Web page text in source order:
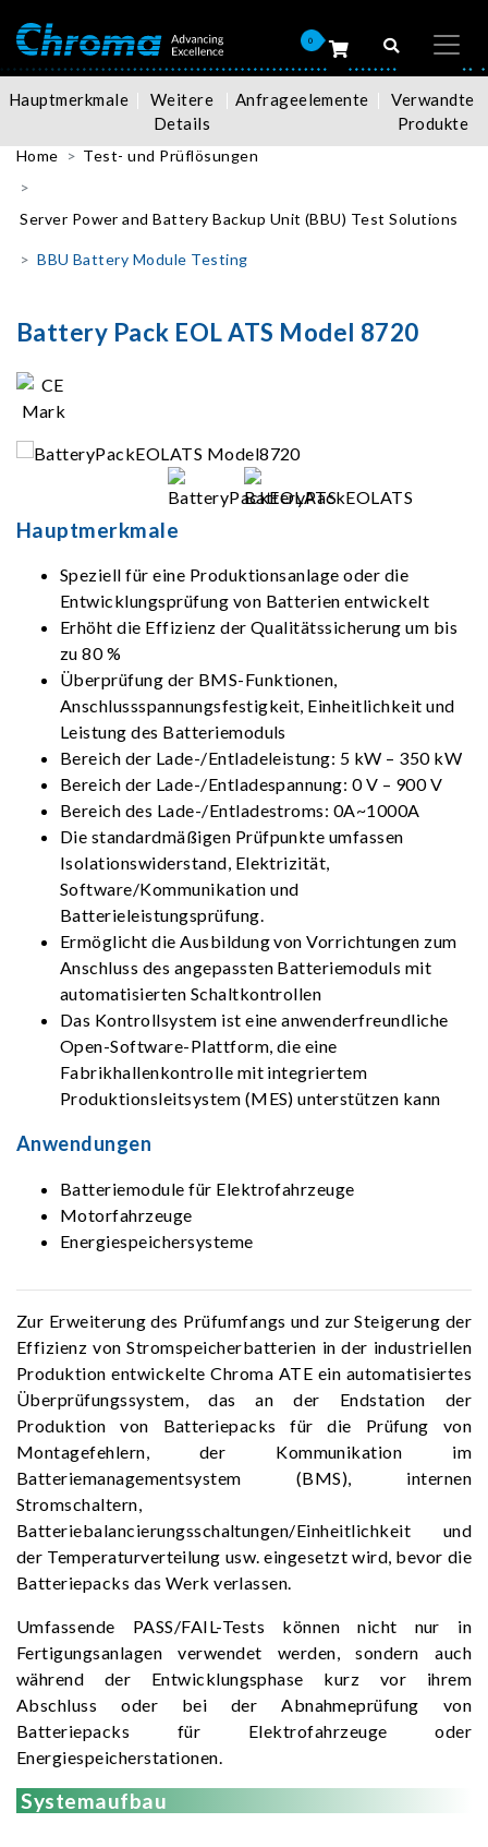
0
Hauptmerkmale
Weitere
Details
Anfrageelemente
Verwandte
Produkte
Home Test- und Prüflösungen
Server Power and Battery Backup Unit (BBU) Test Solutions
BBU Battery Module Testing
Battery Pack EOL ATS Model 8720
Hauptmerkmale
Speziell für eine Produktionsanlage oder die
Entwicklungsprüfung von Batterien entwickelt
Erhöht die Effizienz der Qualitätssicherung um bis
zu 80 %
Überprüfung der BMS-Funktionen,
Anschlussspannungsfestigkeit, Einheitlichkeit und
Leistung des Batteriemoduls
Bereich der Lade-/Entladeleistung: 5 kW – 350 kW
Bereich der Lade-/Entladespannung: 0 V – 900 V
Bereich des Lade-/Entladestroms: 0A~1000A
Die standardmäßigen Prüfpunkte umfassen
Isolationswiderstand, Elektrizität,
Software/Kommunikation und
Batterieleistungsprüfung.
Ermöglicht die Ausbildung von Vorrichtungen zum
Anschluss des angepassten Batteriemoduls mit
automatisierten Schaltkontrollen
Das Kontrollsystem ist eine anwenderfreundliche
Open-Software-Plattform, die eine
Fabrikhallenkontrolle mit integriertem
Produktionsleitsystem (MES) unterstützen kann
Anwendungen
Batteriemodule für Elektrofahrzeuge
Motorfahrzeuge
Energiespeichersysteme
Zur Erweiterung des Prüfumfangs und zur Steigerung der
Effizienz von Stromspeicherbatterien in der industriellen
Produktion entwickelte Chroma ATE ein automatisiertes
Überprüfungssystem, das an der Endstation der
Produktion von Batteriepacks für die Prüfung von
Montagefehlern, der Kommunikation im
Batteriemanagementsystem (BMS), internen
Stromschaltern,
Batteriebalancierungsschaltungen/Einheitlichkeit und
der Temperaturverteilung usw. eingesetzt wird, bevor die
Batteriepacks das Werk verlassen.
Umfassende PASS/FAIL-Tests können nicht nur in
Fertigungsanlagen verwendet werden, sondern auch
während der Entwicklungsphase kurz vor ihrem
Abschluss oder bei der Abnahmeprüfung von
Batteriepacks für Elektrofahrzeuge oder
Energiespeicherstationen.
Systemaufbau